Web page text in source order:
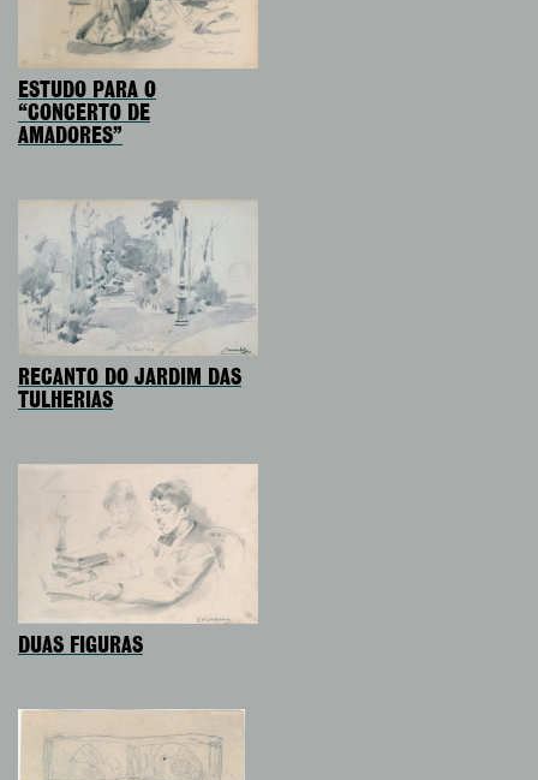
ESTUDO PARA O
“CONCERTO DE
AMADORES”
RECANTO DO JARDIM DAS
TULHERIAS
DUAS FIGURAS